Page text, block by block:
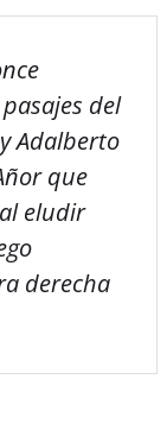
del
Adalberto
que
eludir
derecha